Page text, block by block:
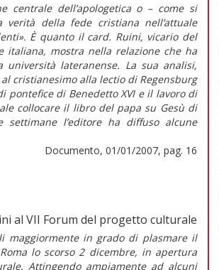
centrale dell’apologetica o – come si
della fede cristiana nell’attuale
È quanto il card. Ruini, vicario del
italiana, mostra nella relazione che ha
lateranense. La sua analisi,
cristianesimo alla lectio di Regensburg
pontefice di Benedetto XVI e il lavoro di
collocare il libro del papa su Gesù di
l’editore ha diffuso alcune
Documento, 01/01/2007, pag. 16
al VII Forum del progetto culturale
maggiormente in grado di plasmare il
lo scorso 2 dicembre, in apertura
Attingendo ampiamente ad alcuni